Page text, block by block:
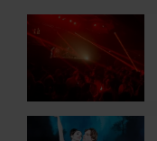
en
València
2026
Viernes
y
sábados
en
el
Restaurante
Alegal